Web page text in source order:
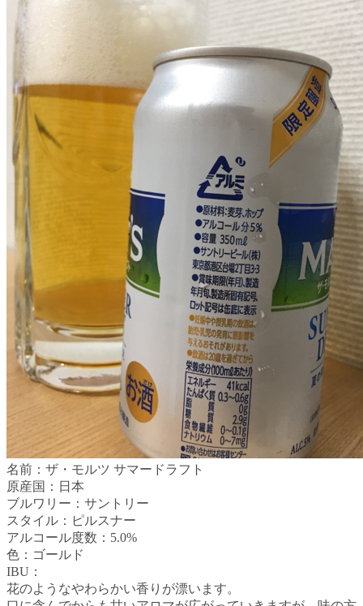
名前：ザ・モルツ サマードラフト
原産国：日本
ブルワリー：サントリー
スタイル：ピルスナー
アルコール度数：5.0%
色：ゴールド
IBU：
花のようなやわらかい香りが漂います。